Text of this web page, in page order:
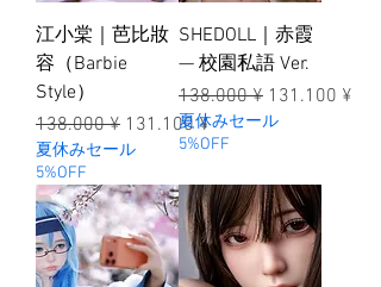
江小棠｜芭比妝
容（Barbie
Style）
一般價格
138.000 ¥ 促銷價格
131.100 ¥
夏休みセール
5%OFF
SHEDOLL｜赤霞
— 校園私語 Ver.
一般價格
138.000 ¥ 促銷價格
131.100 ¥
夏休みセール
5%OFF